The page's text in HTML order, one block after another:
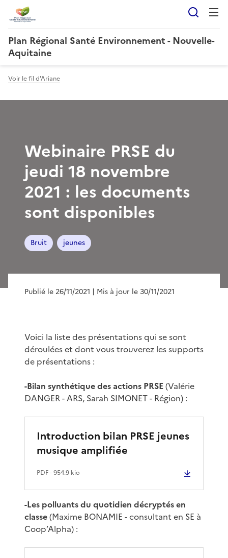
Plan Régional Santé Environnement - Nouvelle-
Aquitaine
Voir le fil d'Ariane
Webinaire PRSE du
jeudi 18 novembre
2021 : les documents
sont disponibles
Bruit jeunes
Publié le 26/11/2021 | Mis à jour le 30/11/2021
Voici la liste des présentations qui se sont
déroulées et dont vous trouverez les supports
de présentations :
-Bilan synthétique des actions PRSE(Valérie
DANGER - ARS, Sarah SIMONET - Région) :
Introduction bilan PRSE jeunes
musique amplifiée
PDF- 954.9 kio
-Les polluants du quotidien décryptés en
classe(Maxime BONAMIE - consultant en SE à
Coop’Alpha) :